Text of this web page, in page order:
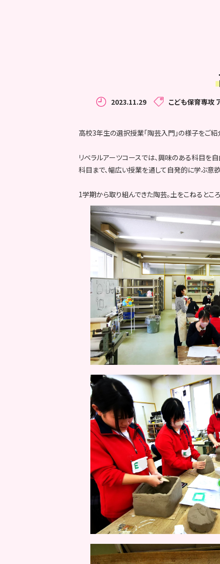
2023.11.29 こども保育専攻
高校3年生の選択授業「陶芸入門」の様子をご紹
リベラルアーツコースでは、興味のある科目を
科目まで、幅広い授業を通して自発的に学ぶ意
1学期から取り組んできた陶芸。土をこねるとこ